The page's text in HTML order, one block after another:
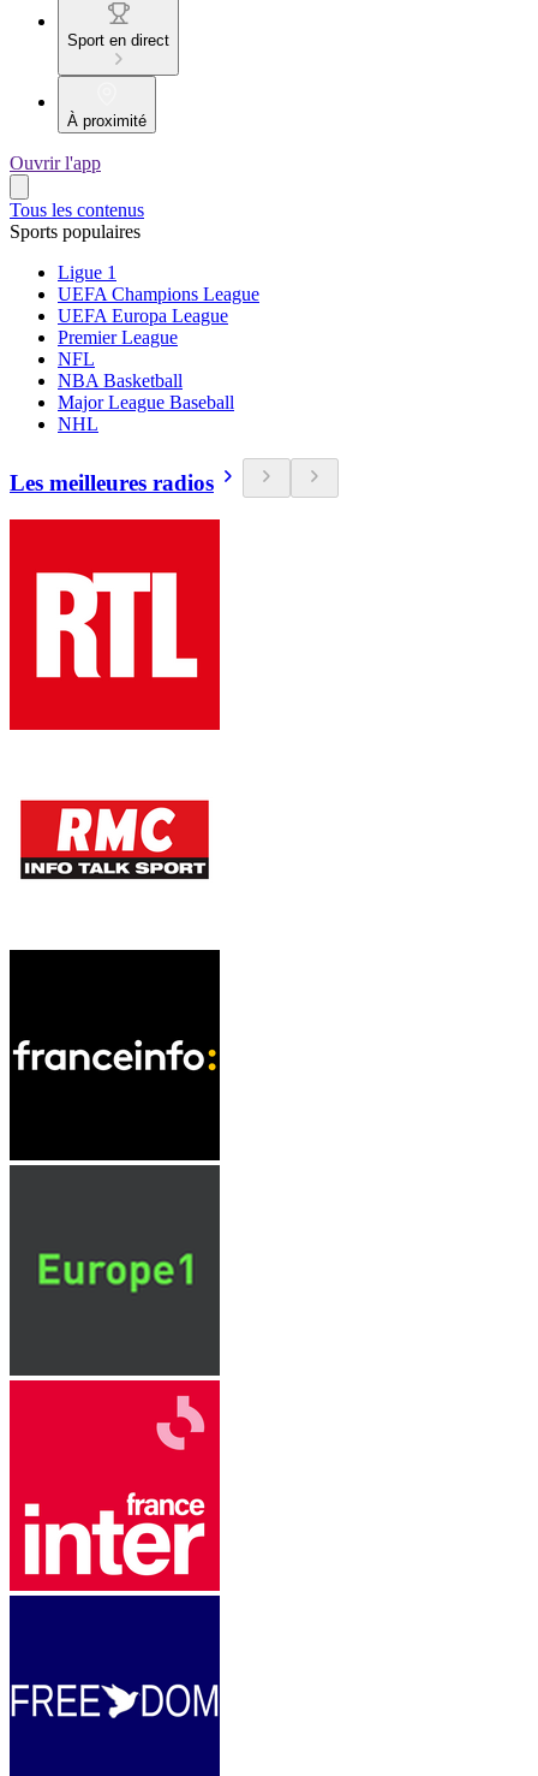
Sport en direct
À proximité
Ouvrir l'app
Tous les contenus
Sports populaires
Ligue 1
UEFA Champions League
UEFA Europa League
Premier League
NFL
NBA Basketball
Major League Baseball
NHL
Les meilleures radios